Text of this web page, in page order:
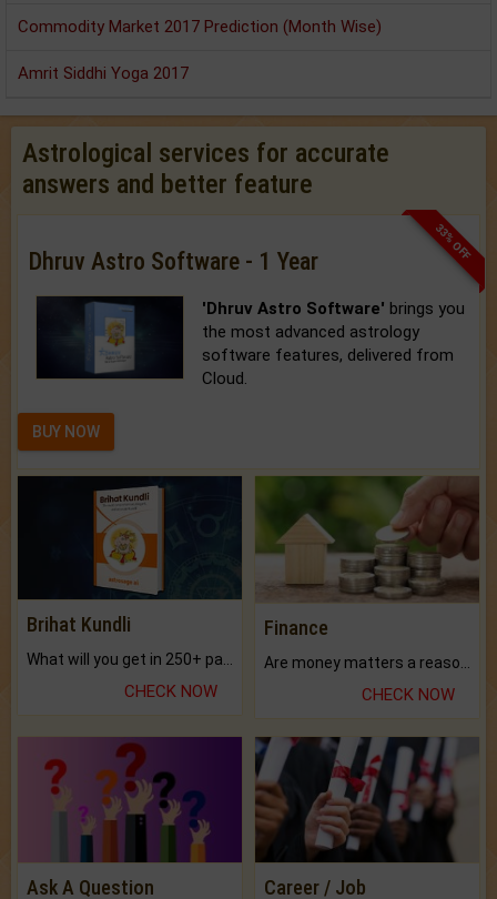
Commodity Market 2017 Prediction (Month Wise)
Amrit Siddhi Yoga 2017
Astrological services for accurate
answers and better feature
33% OFF
Dhruv Astro Software - 1 Year
'Dhruv Astro Software' brings you
the most advanced astrology
software features, delivered from
Cloud.
BUY NOW
Brihat Kundli
CHECK NOW
Finance
CHECK NOW
Ask A Question Career / Job